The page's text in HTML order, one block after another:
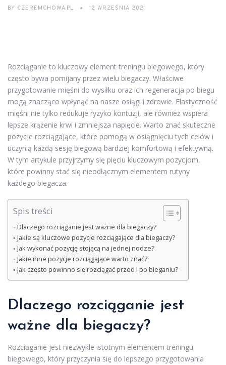
BY CZEREMCHOWA.PL 12 WRZEŚNIA 2021
Rozciąganie to kluczowy element treningu biegowego, który
często bywa pomijany przez wielu biegaczy. Właściwe
przygotowanie mięśni do wysiłku oraz ich regeneracja po biegu
mogą znacząco wpłynąć na nasze osiągi i zdrowie. Elastyczność
mięśni nie tylko redukuje ryzyko kontuzji, ale również wspiera
lepsze krążenie krwi i zmniejsza napięcie. Warto znać skuteczne
pozycje rozciągające, które pomogą w osiągnięciu tych celów i
uczynią każdą sesję biegową bardziej komfortową i efektywną.
W tym artykule przyjrzymy się pięciu kluczowym pozycjom,
które powinny stać się nieodłącznym elementem rutyny
każdego biegacza.
Spis treści
Dlaczego rozciąganie jest ważne dla biegaczy?
Jakie są kluczowe pozycje rozciągające dla biegaczy?
Jak wykonać pozycję stojącą na jednej nodze?
Jakie inne pozycje rozciągające warto znać?
Jak często powinno się rozciągać przed i po bieganiu?
Dlaczego rozciąganie jest
ważne dla biegaczy?
Rozciąganie jest niezwykle istotnym elementem treningu
biegowego, który przyczynia się do lepszego przygotowania